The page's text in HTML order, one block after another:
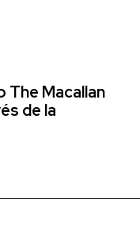
The Macallan
de la